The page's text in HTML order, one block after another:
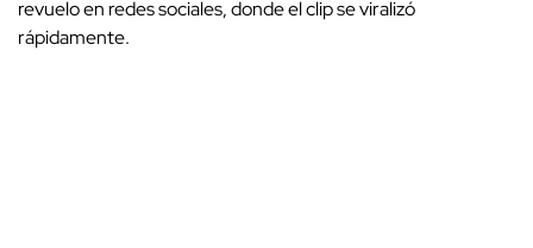
revuelo en redes sociales, donde el clip se viralizó
rápidamente.